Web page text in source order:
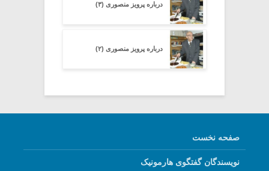
درباره پرویز منصوری (۳)
درباره پرویز منصوری (۲)
صفحه نخست
نویسندگان گفتگوی هارمونیک